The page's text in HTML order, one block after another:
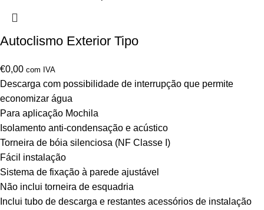
Autoclismo Exterior Tipo
€0,00 com IVA
Descarga com possibilidade de interrupção que permite
economizar água
Para aplicação Mochila
Isolamento anti-condensação e acústico
Torneira de bóia silenciosa (NF Classe I)
Fácil instalação
Sistema de fixação à parede ajustável
Não inclui torneira de esquadria
Inclui tubo de descarga e restantes acessórios de instalação